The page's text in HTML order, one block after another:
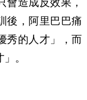
後，阿里巴巴痛
秀的人才」，而
。